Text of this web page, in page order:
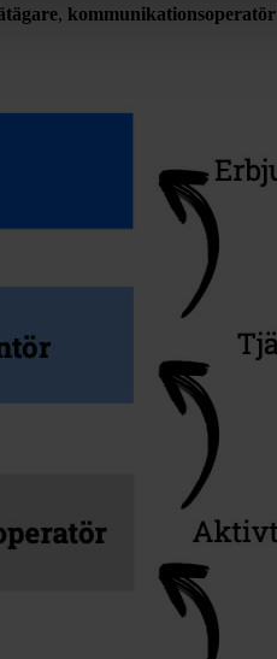
, kommunikationsoperatör